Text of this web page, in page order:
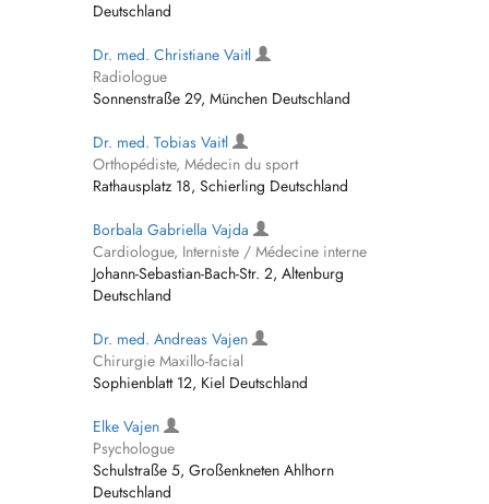
Deutschland
Dr. med. Christiane Vaitl
Radiologue
Sonnenstraße 29, München Deutschland
Dr. med. Tobias Vaitl
Orthopédiste, Médecin du sport
Rathausplatz 18, Schierling Deutschland
Borbala Gabriella Vajda
Cardiologue, Interniste / Médecine interne
Johann-Sebastian-Bach-Str. 2, Altenburg
Deutschland
Dr. med. Andreas Vajen
Chirurgie Maxillo-facial
Sophienblatt 12, Kiel Deutschland
Elke Vajen
Psychologue
Schulstraße 5, Großenkneten Ahlhorn
Deutschland